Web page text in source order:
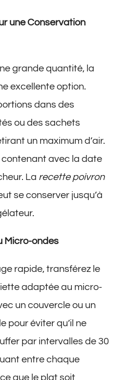
une Conservation
grande quantité, la
excellente option.
dans des
ou des sachets
un maximum d’air.
avec la date
La recette poivron
se conserver jusqu’à
Micro-ondes
rapide, transférez le
adaptée au micro-
un couvercle ou un
pour éviter qu’il ne
par intervalles de 30
entre chaque
que le plat soit